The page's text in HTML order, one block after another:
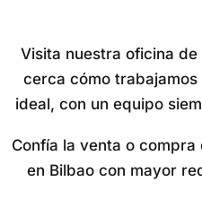
Visita nuestra oficina de
cerca cómo
ideal, con un equipo
Confía la venta o compra
en Bilbao con mayor